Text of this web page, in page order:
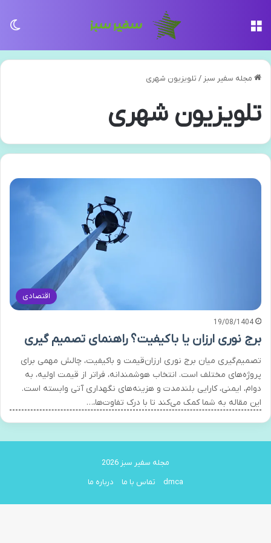
مجله سفیر سبز / تلویزیون شهری
تلویزیون شهری
اقتصادی
19/08/1404
برج نوری ارزان یا باکیفیت؟ راهنمای تصمیم گیری
تصمیم‌گیری میان برج نوری ارزان‌قیمت و باکیفیت، چالش مهمی برای
پروژه‌های مختلف است. انتخاب هوشمندانه، فراتر از قیمت اولیه، به
دوام، ایمنی، کارایی بلندمدت و هزینه‌های نگهداری آتی وابسته است.
این مقاله به شما کمک می‌کند تا با درک تفاوت‌ها،…
مجله سفیر سبز 2026
dmca
تماس با ما درباره ما